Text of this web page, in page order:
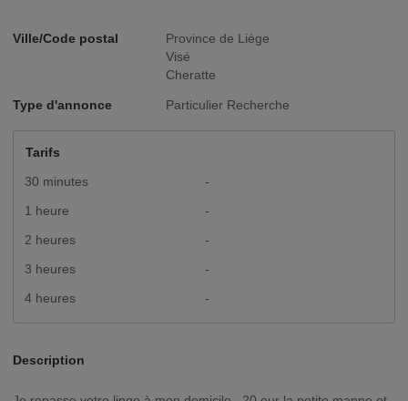
Ville/Code postal
Province de Liège
Visé
Cheratte
Type d'annonce Particulier Recherche
Tarifs
30 minutes
-
1 heure
-
2 heures
-
3 heures
-
4 heures
-
Description